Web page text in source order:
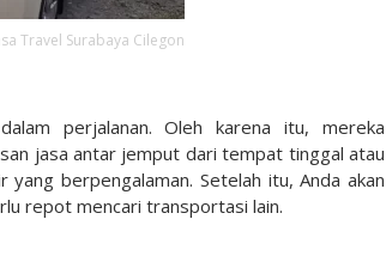
Travel Surabaya Cilegon
perjalanan. Oleh karena itu, mereka
jasa antar jemput dari tempat tinggal atau
berpengalaman. Setelah itu, Anda akan
repot mencari transportasi lain.